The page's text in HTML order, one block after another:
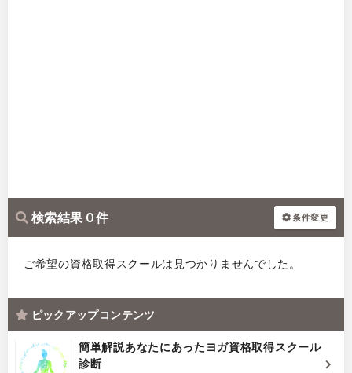
検索結果 0 件 条件変更
ご希望の資格取得スクールは見つかりませんでした。
ピックアップコンテンツ
簡単解説あなたにあったヨガ資格取得スクール
診断